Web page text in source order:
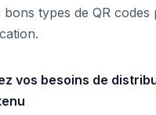
bons types de QR codes
vos besoins de